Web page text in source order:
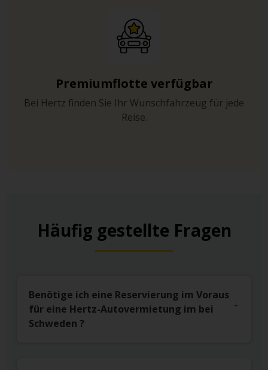
Premiumflotte verfügbar
Bei Hertz finden Sie Ihr Wunschfahrzeug für jede
Reise.
Häufig gestellte Fragen
Benötige ich eine Reservierung im Voraus
für eine Hertz-Autovermietung im bei
Schweden ?